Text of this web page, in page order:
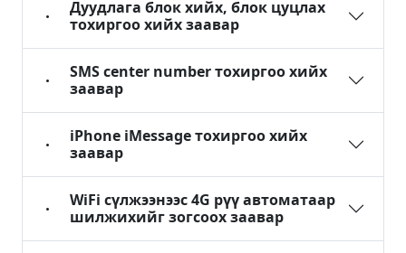
Дуудлага блок хийх, блок цуцлах
тохиргоо хийх заавар
SMS center number тохиргоо хийх
заавар
iPhone iMessage тохиргоо хийх
заавар
WiFi сүлжээнээс 4G рүү автоматаар
шилжихийг зогсоох заавар